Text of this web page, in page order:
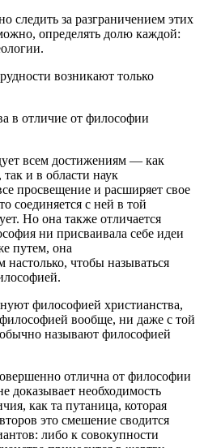
следить за разграничением этих
определять долю каждой:
возникают только
в отличие от философии
всем достижениям — как
и в области наук
просвещение и расширяет свое
соединяется с ней в той
Но она также отличается
ни присваивала себе идеи
путем, она
чтобы называться
философией христианства,
вообще, ни даже с той
называют философией
отлична от философии
доказывает необходимость
как та путаница, которая
это смешение сводится
либо к совокупности